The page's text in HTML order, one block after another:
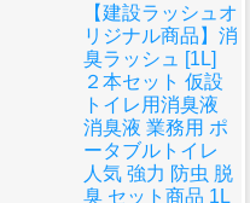
【建設ラッシュオ
リジナル商品】消
臭ラッシュ [1L]
２本セット 仮設
トイレ用消臭液
消臭液 業務用 ポ
ータブルトイレ
人気 強力 防虫 脱
臭 セット商品 1L